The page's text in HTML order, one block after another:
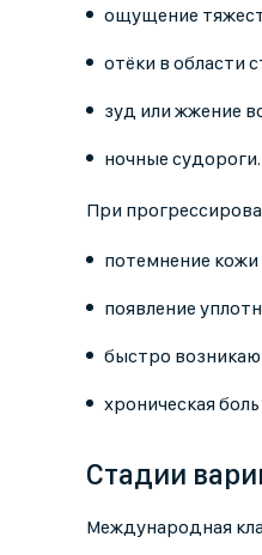
ощущение
отёки в области
зуд или жжение
ночные судороги.
При
потемнение кожи
появление
быстро
хроническая
Стадии
Международная